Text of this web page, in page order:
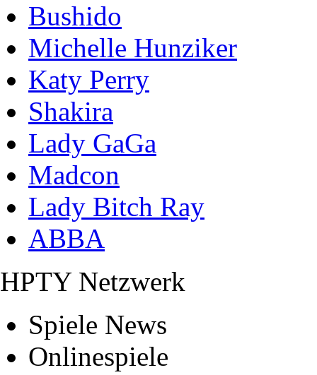
Bushido
Michelle Hunziker
Katy Perry
Shakira
Lady GaGa
Madcon
Lady Bitch Ray
ABBA
HPTY Netzwerk
Spiele News
Onlinespiele